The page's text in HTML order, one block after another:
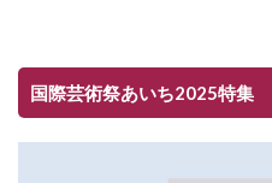
国際芸術祭あいち2025特集